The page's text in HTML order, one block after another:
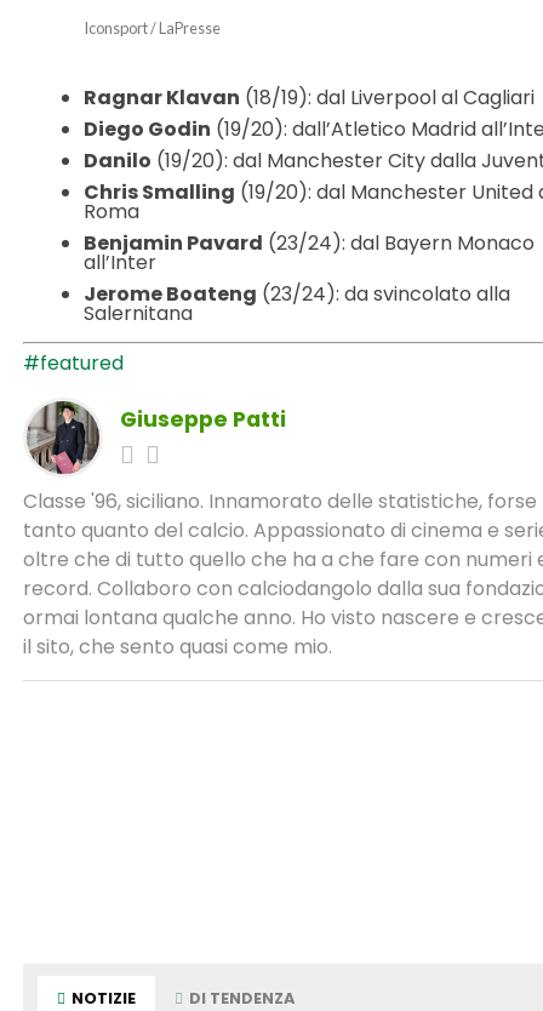
Iconsport / LaPresse
Ragnar Klavan (18/19): dal Liverpool al Cagliari
Diego Godin (19/20): dall’Atletico Madrid
Danilo (19/20): dal Manchester City dalla
Chris Smalling (19/20): dal Manchester United
Roma
Benjamin Pavard (23/24): dal Bayern Monaco
all’Inter
Jerome Boateng (23/24): da svincolato alla
Salernitana
#featured
Giuseppe Patti
Classe '96, siciliano. Innamorato delle statistiche, forse
tanto quanto del calcio. Appassionato di cinema e
oltre che di tutto quello che ha a che fare con numeri
record. Collaboro con calciodangolo dalla sua
ormai lontana qualche anno. Ho visto nascere e
il sito, che sento quasi come mio.
NOTIZIE DI TENDENZA